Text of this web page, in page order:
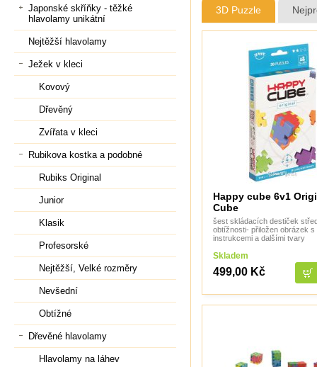
3D Puzzle
Happy cube 6v1
Cube
šest skládacích destiček
obtížnosti- přiložen obrázek s
instrukcemi a dalšími tvary
Skladem
499,00 Kč
Japonské skříňky - těžké
hlavolamy unikátní
Nejtěžší hlavolamy
Ježek v kleci
Kovový
Dřevěný
Zvířata v kleci
Rubikova kostka a podobné
Rubiks Original
Junior
Klasik
Profesorské
Nejtěžší, Velké rozměry
Nevšední
Obtížné
Dřevěné hlavolamy
Hlavolamy na láhev